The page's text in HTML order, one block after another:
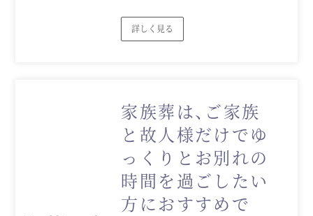
詳しく見る
家族葬は、ご家族
と故人様だけでゆ
っくりとお別れの
時間を過ごしたい
方におすすめで